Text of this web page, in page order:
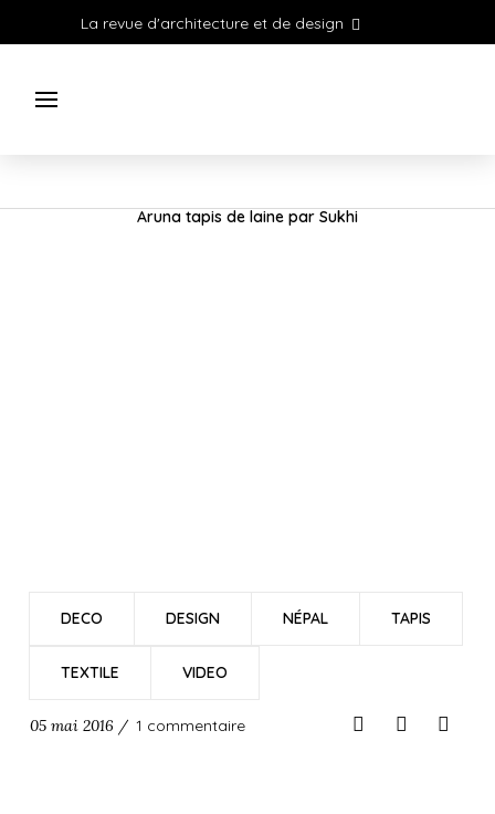
La revue d'architecture et de design
Aruna tapis de laine par Sukhi
DECO DESIGN NÉPAL TAPIS
TEXTILE VIDEO
05 mai 2016 / 1 commentaire